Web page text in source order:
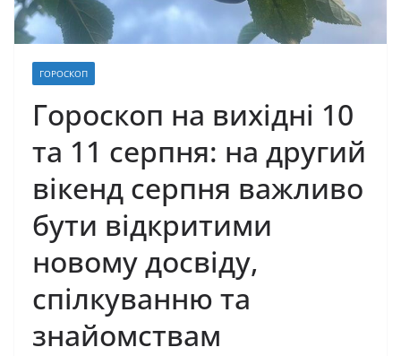
ГОРОСКОП
Гороскоп на вихідні 10
та 11 серпня: на другий
вікенд серпня важливо
бути відкритими
новому досвіду,
спілкуванню та
знайомствам